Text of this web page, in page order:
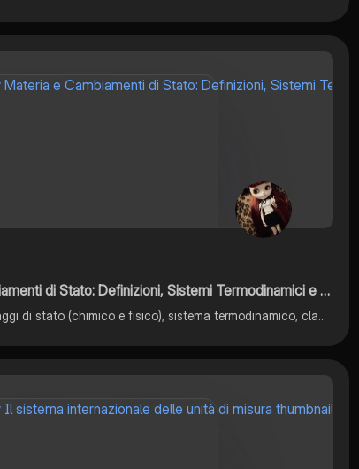
di Stato: Definizioni, Sistemi Termodinamici e Metodi di Separazione
Stati di aggregazione e passaggi di stato (chimico e fisico), sistema termodinamico, classificazione della materia: sostanze pure, elementi e composti, miscugli omogenei ed eterogenei, metodi di separazione delle miscele